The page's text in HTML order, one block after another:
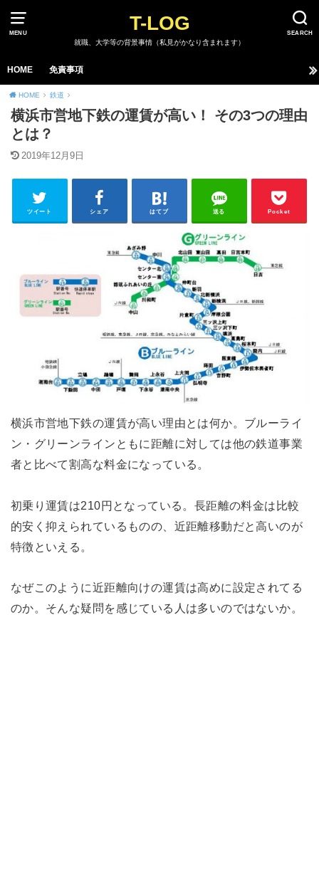
MENU SEARCH
T-LOG
就職、大学等の背景事情（私見がかなり含まれます）
HOME 免責事項
HOME 鉄道
横浜市営地下鉄の運賃が高い！ その3つの理由
とは？
2019年12月9日
ツイート シェア はてブ 送る Pocket
横浜市営地下鉄の運賃が高い理由とは何か。ブルーライ
ン・グリーンラインともに距離に対しては他の鉄道事業
者と比べて割高な料金になっている。
初乗り運賃は210円となっている。長距離の料金は比較
的安く抑えられているものの、近距離移動だと高いのが
特徴といえる。
なぜこのように近距離向けの運賃は高めに設定されてる
のか。そんな疑問を感じている人は多いのではないか。